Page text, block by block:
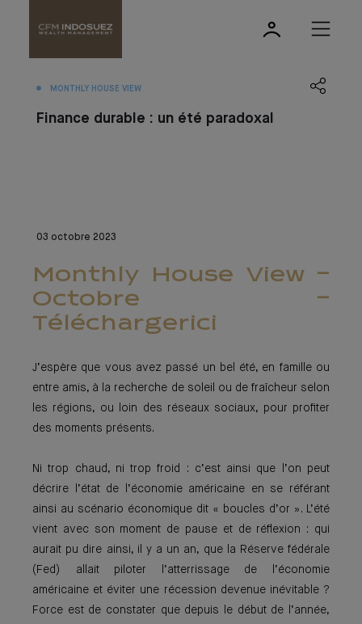
MONTHLY HOUSE VIEW
Finance durable : un été paradoxal
03 octobre 2023
Monthly House View -
Octobre -
Télécharger ici
J’espère que vous avez passé un bel été, en famille ou
entre amis, à la recherche de soleil ou de fraîcheur selon
les régions, ou loin des réseaux sociaux, pour profiter
des moments présents.
Ni trop chaud, ni trop froid : c’est ainsi que l’on peut
décrire l’état de l’économie américaine en se référant
ainsi au scénario économique dit « boucles d’or ». L’été
vient avec son moment de pause et de réflexion : qui
aurait pu dire ainsi, il y a un an, que la Réserve fédérale
(Fed) allait piloter l’atterrissage de l’économie
américaine et éviter une récession devenue inévitable ?
Force est de constater que depuis le début de l’année,